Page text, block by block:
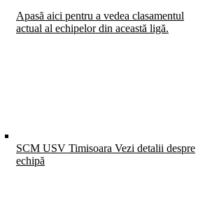
Apasă aici pentru a vedea clasamentul
actual al echipelor din această ligă.
SCM USV Timisoara Vezi detalii despre
echipă